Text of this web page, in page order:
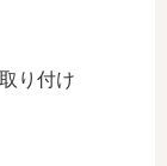
り付け